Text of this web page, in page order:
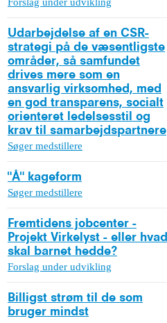
Forslag under udvikling
Udarbejdelse af en CSR-
strategi på de væsentligste
områder, så samfundet
drives mere som en
ansvarlig virksomhed, med
en god transparens, socialt
orienteret ledelsesstil og
krav til samarbejdspartnere
Søger medstillere
"Å" kageform
Søger medstillere
Fremtidens jobcenter -
Projekt Virkelyst - eller hvad
skal barnet hedde?
Forslag under udvikling
Billigst strøm til de som
bruger mindst